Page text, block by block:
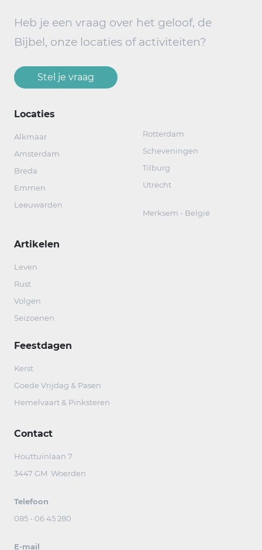
Heb je een vraag over het geloof, de
Bijbel, onze locaties of activiteiten?
Stel je vraag
Locaties
Alkmaar
Amsterdam
Breda
Emmen
Leeuwarden
Rotterdam
Scheveningen
Tilburg
Utrecht
Merksem - België
Artikelen
Leven
Rust
Volgen
Seizoenen
Feestdagen
Kerst
Goede Vrijdag & Pasen
Hemelvaart & Pinksteren
Contact
Houttuinlaan 7
3447 GM Woerden
Telefoon
085 - 06 45 280
E-mail